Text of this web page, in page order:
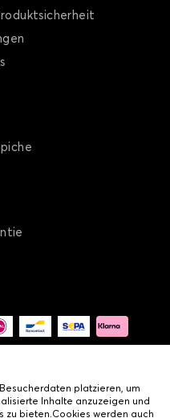
platzieren, um
Inhalte anzuzeigen und
zu bieten.Cookies werden auch